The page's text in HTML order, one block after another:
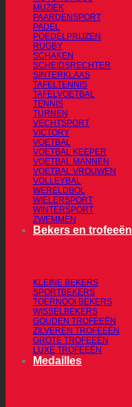
MUZIEK
PAARDENSPORT
PADEL
POEDELPRIJZEN
RUGBY
SCHAKEN
SCHEIDSRECHTER
SINTERKLAAS
TAFELTENNIS
TAFELVOETBAL
TENNIS
TURNEN
VECHTSPORT
VICTORY
VOETBAL
VOETBAL KEEPER
VOETBAL MANNEN
VOETBAL VROUWEN
VOLLEYBAL
WERELDBOL
WIELERSPORT
WINTERSPORT
ZWEMMEN
Bekers en trofeeën
KLEINE BEKERS
SPORTBEKERS
TOERNOOI BEKERS
WISSELBEKERS
GOUDEN TROFEEËN
ZILVEREN TROFEEËN
GROTE TROFEEËN
LUXE TROFEEËN
Medailles